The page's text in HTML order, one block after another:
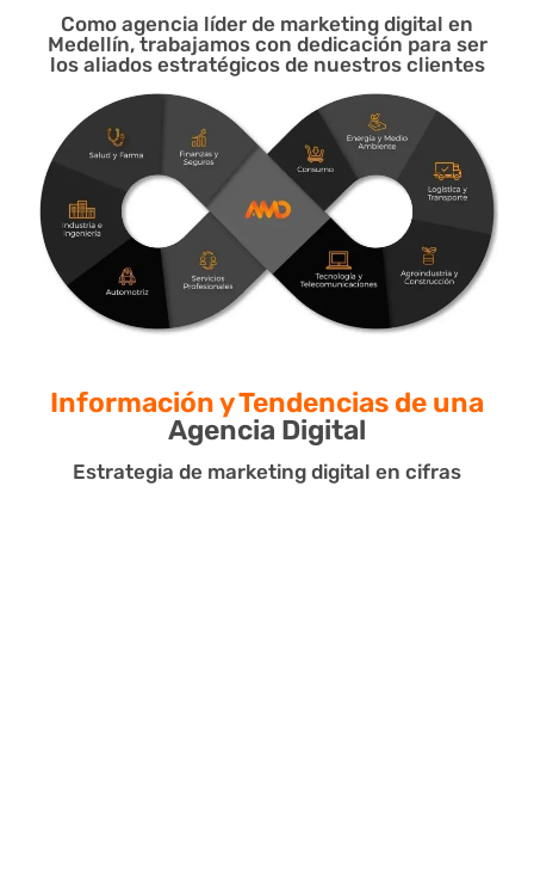
Como agencia líder de marketing digital en
Medellín, trabajamos con dedicación para ser
los aliados estratégicos de nuestros clientes
Información y Tendencias de una
Agencia Digital
Estrategia de marketing digital en cifras